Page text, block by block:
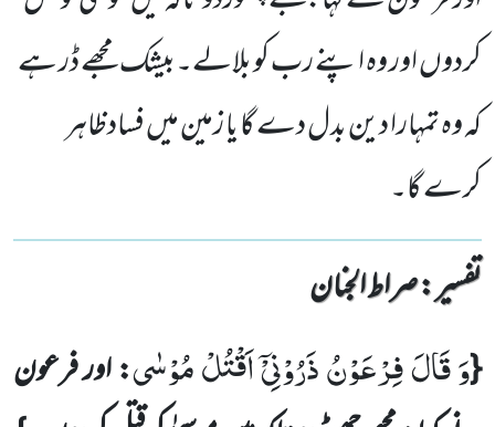
کردوں اور وہ اپنے رب کو بلالے۔بیشک مجھے ڈر ہے
کہ وہ تمہارا دین بدل دے گا یا زمین میں فسادظاہر
کرے گا۔
تفسیر : ‎صراط الجنان
{وَ قَالَ فِرْعَوْنُ ذَرُوْنِیْۤ اَقْتُلْ مُوْسٰى: اور فرعون